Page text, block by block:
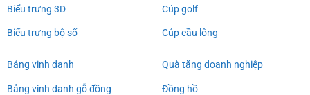
Biểu trưng 3D
Biểu trưng bộ số
Cúp golf
Cúp cầu lông
Bảng vinh danh
Bảng vinh danh gỗ đồng
Quà tặng doanh nghiệp
Đồng hồ